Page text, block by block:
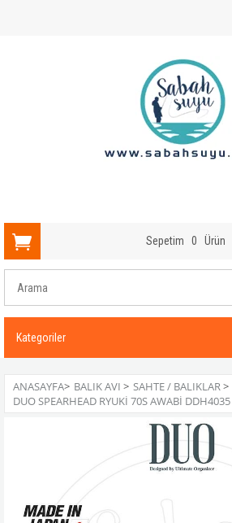
Sepetim 0 Ürün
Kategoriler
ANASAYFA> BALIK AVI > SAHTE / BALIKLAR>
DUO SPEARHEAD RYUKI 70S AWABI